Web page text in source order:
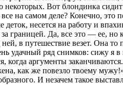
некоторых. Вот блондинка
на самом деле? Конечно, это
деток, несется на работу и
границей. Да, все это — ее,
в путешествие везет. Она
удачный ряд снимков: сижу
когда аргументы
как же повезло твоему
И незачем такое